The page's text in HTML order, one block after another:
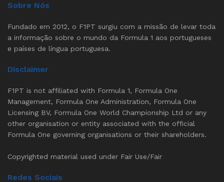
Sobre Nós
Fundado em 2012, o F1PT surgiu com a missão de levar toda
a informação sobre o mundo da Formula 1 aos portugueses
e países de língua portuguesa.
Disclaimer
F1PT is not affiliated with Formula 1, Formula One
Management, Formula One Administration, Formula One
Licensing BV, Formula One World Championship Ltd or any
other organisation or entity associated with the official
Formula One governing organisations or their shareholders.
Copyrighted material used under Fair Use/Fair
Redes Sociais